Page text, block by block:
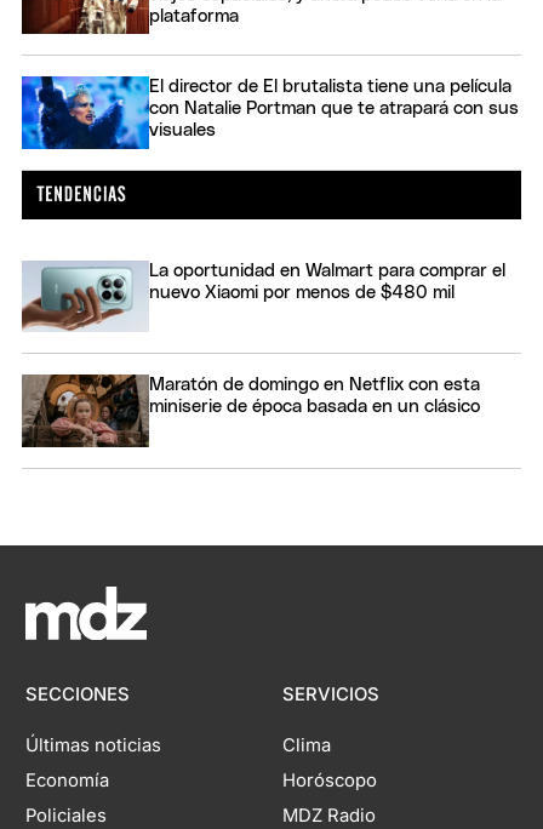
plataforma
El director de El brutalista tiene una película
con Natalie Portman que te atrapará con sus
visuales
La oportunidad en Walmart para comprar el
nuevo Xiaomi por menos de $480 mil
Maratón de domingo en Netflix con esta
miniserie de época basada en un clásico
SECCIONES
Últimas noticias
Economía
Policiales
SERVICIOS
Clima
Horóscopo
MDZ Radio